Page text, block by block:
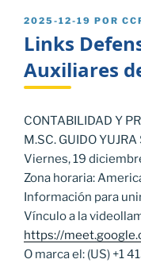
PUBLICADO
EL
2025-12-19 POR
Links
Auxiliares
CONTABILIDAD Y
M.SC. GUIDO YUJRA
Viernes, 19
Zona horaria:
Información para
Vínculo a la
https://
O marca el: ‪(US) +1